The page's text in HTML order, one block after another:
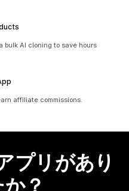
bulk AI cloning to save hours
affiliate commissions.
プリがあり
？